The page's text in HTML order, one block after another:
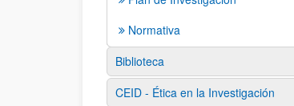
Normativa
Biblioteca
CEID - Ética en la Investigación